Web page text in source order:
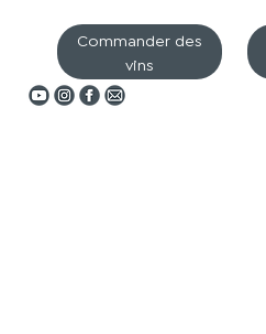
Commander des
vins